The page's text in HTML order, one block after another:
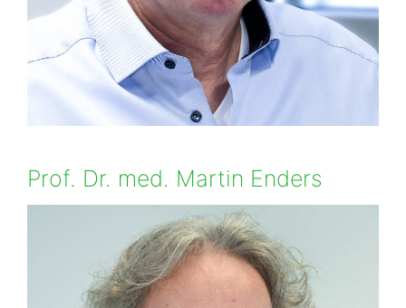
Prof. Dr. med. Martin Enders